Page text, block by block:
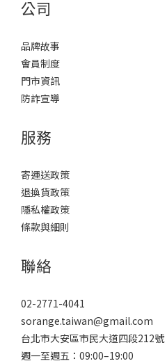
公司
品牌故事
會員制度
門市資訊
防詐宣導
服務
寄運送政策
退換貨政策
隱私權政策
條款與細則
聯絡
02-2771-4041
sorange.taiwan@gmail.com
台北市大安區市民大道四段212號
週一至週五：09:00–19:00